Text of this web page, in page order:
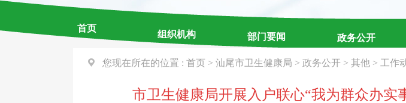
首页
组织机构 部门要闻 政务公开
您现在所在的位置 : 首页 > 汕尾市卫生健康局 > 政务公开 > 其他 > 工作
市卫生健康局开展入户联心“我为群众办